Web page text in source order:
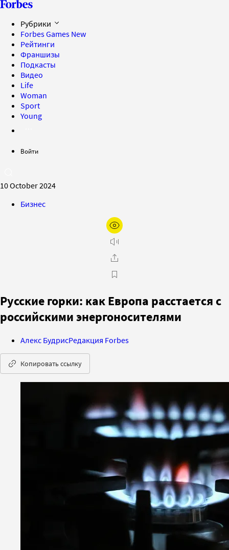
Рубрики
Forbes Games New
Рейтинги
Франшизы
Подкасты
Видео
Life
Woman
Sport
Young
Войти
10 October 2024
Бизнес
Русские горки: как Европа расстается с
российскими энергоносителями
Алекс БудрисРедакция Forbes
Копировать ссылку